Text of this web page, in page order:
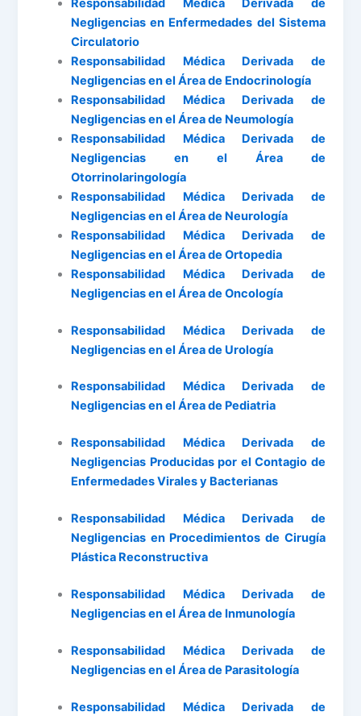
Responsabilidad Médica Derivada de
Negligencias en Enfermedades del Sistema
Circulatorio
Responsabilidad Médica Derivada de
Negligencias en el Área de Endocrinología
Responsabilidad Médica Derivada de
Negligencias en el Área de Neumología
Responsabilidad Médica Derivada de
Negligencias en el Área de
Otorrinolaringología
Responsabilidad Médica Derivada de
Negligencias en el Área de Neurología
Responsabilidad Médica Derivada de
Negligencias en el Área de Ortopedia
Responsabilidad Médica Derivada de
Negligencias en el Área de Oncología
Responsabilidad Médica Derivada de
Negligencias en el Área de Urología
Responsabilidad Médica Derivada de
Negligencias en el Área de Pediatria
Responsabilidad Médica Derivada de
Negligencias Producidas por el Contagio de
Enfermedades Virales y Bacterianas
Responsabilidad Médica Derivada de
Negligencias en Procedimientos de Cirugía
Plástica Reconstructiva
Responsabilidad Médica Derivada de
Negligencias en el Área de Inmunología
Responsabilidad Médica Derivada de
Negligencias en el Área de Parasitología
Responsabilidad Médica Derivada de